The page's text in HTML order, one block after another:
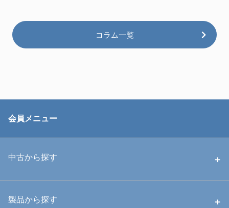
コラム一覧
会員メニュー
中古から探す
中古ハウジング
製品から探す